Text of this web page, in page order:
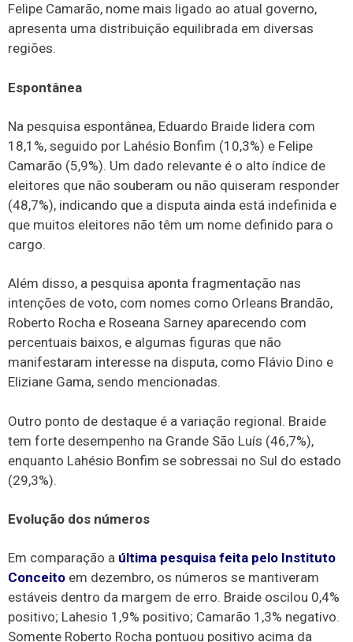
Felipe Camarão, nome mais ligado ao atual governo,
apresenta uma distribuição equilibrada em diversas
regiões.
Espontânea
Na pesquisa espontânea, Eduardo Braide lidera com
18,1%, seguido por Lahésio Bonfim (10,3%) e Felipe
Camarão (5,9%). Um dado relevante é o alto índice de
eleitores que não souberam ou não quiseram responder
(48,7%), indicando que a disputa ainda está indefinida e
que muitos eleitores não têm um nome definido para o
cargo.
Além disso, a pesquisa aponta fragmentação nas
intenções de voto, com nomes como Orleans Brandão,
Roberto Rocha e Roseana Sarney aparecendo com
percentuais baixos, e algumas figuras que não
manifestaram interesse na disputa, como Flávio Dino e
Eliziane Gama, sendo mencionadas.
Outro ponto de destaque é a variação regional. Braide
tem forte desempenho na Grande São Luís (46,7%),
enquanto Lahésio Bonfim se sobressai no Sul do estado
(29,3%).
Evolução dos números
Em comparação a última pesquisa feita pelo Instituto
Conceito em dezembro, os números se mantiveram
estáveis dentro da margem de erro. Braide oscilou 0,4%
positivo; Lahesio 1,9% positivo; Camarão 1,3% negativo.
Somente Roberto Rocha pontuou positivo acima da